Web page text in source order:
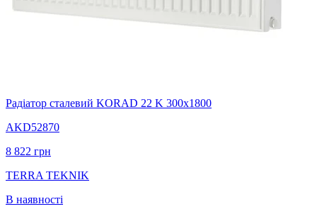
Радіатор сталевий KORAD 22 K 300х1800
AKD52870
8 822 грн
TERRA TEKNIK
В наявності